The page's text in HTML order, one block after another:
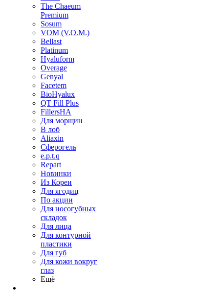
The Chaeum
Premium
Sosum
VOM (V.O.M.)
Bellast
Platinum
Hyaluform
Overage
Genyal
Facetem
BioHyalux
QT Fill Plus
FillersHA
Для морщин
В лоб
Aliaxin
Сферогель
e.p.t.q
Repart
Новинки
Из Кореи
Для ягодиц
По акции
Для носогубных
складок
Для лица
Для контурной
пластики
Для губ
Для кожи вокруг
глаз
Ещё